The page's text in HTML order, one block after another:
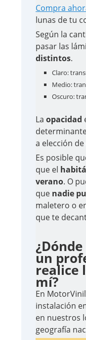
Compra
lunas de tu
Según la
pasar las
distintos.
Claro:
Medio:
Oscuro:
Laopacidad
a elección
Es posible
que el
verano. O
que nadie
maletero o
que te
un
realice
mí?
En
instalación
en nuestros
geografía